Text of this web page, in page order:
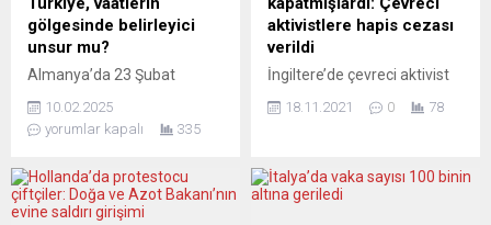
gölgesinde belirleyici
unsur mu?
Almanya’da 23 Şubat
partilerin Türkiye politikaları
da giderek netleşiyor. Ancak
gerçekten bir dış politika
meselesi mi, yoksa iç
10.02.2025
yorumlar kapalı
335
aktivistlere hapis cezası
verildi
İngiltere’de çevreci aktivist
9 kişiye, yolların trafiğe
uymadıkları gerekçesiyle
hapis cezası verildi. Ülke
18.11.2021 0 78